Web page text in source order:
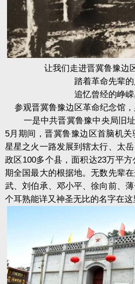
让我们走进晋冀鲁豫边
踏着革命先辈
追忆曾经的峥嵘
参观晋冀鲁豫边区革命纪念馆
一是中共晋冀鲁豫中央局旧址
5月期间，晋冀鲁豫边区首脑机
星星之火一路发展到辖太行、太
政区100多个县，面积达23万平
期全国最大的根据地。无数先辈
武、刘伯承、邓小平、徐向前、
个耳熟能详又神圣无比的名字在这